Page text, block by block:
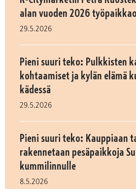
alan vuoden 2026
29.5.2026
Pieni suuri teko: Pulkkisten
kohtaamiset ja kylän elämä
kädessä
29.5.2026
Pieni suuri teko: Kauppiaan
rakennetaan pesäpaikkoja
kummilinnulle
8.5.2026